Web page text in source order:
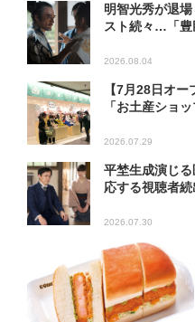
明智光秀が退
スト続々…「豊
2026.08.04
【7月28日オ
「お土産ショ
2026.07.29
平埜生成演じ
応する視聴者続
2026.07.30